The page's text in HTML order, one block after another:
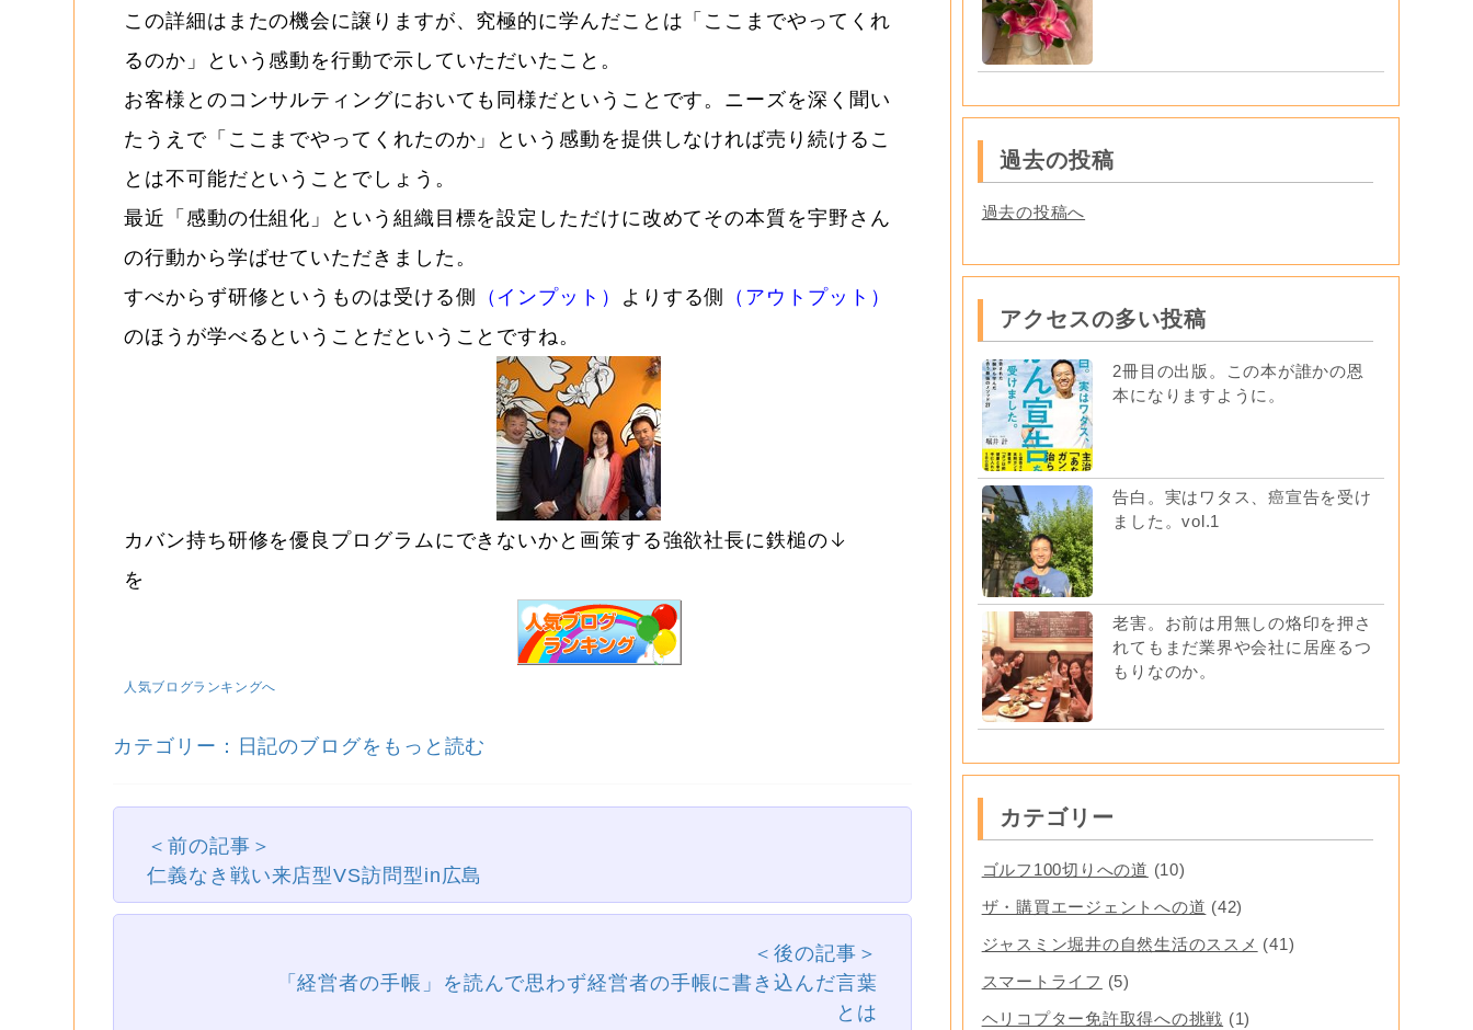
この詳細はまたの機会に譲りますが、究極的に学んだことは「ここまでやってくれ
るのか」という感動を行動で示していただいたこと。
お客様とのコンサルティングにおいても同様だということです。ニーズを深く聞い
たうえで「ここまでやってくれたのか」という感動を提供しなければ売り続けるこ
とは不可能だということでしょう。
最近「感動の仕組化」という組織目標を設定しただけに改めてその本質を宇野さん
の行動から学ばせていただきました。
すべからず研修というものは受ける側 （インプット） よりする側
（アウトプット）
のほうが学べるということだということですね。
カバン持ち研修を優良プログラムにできないかと画策する強欲社長に鉄槌の↓
を
人気ブログランキングへ
カテゴリー：日記のブログをもっと読む
＜前の記事＞
仁義なき戦い来店型VS訪問型in広島
＜後の記事＞
「経営者の手帳」を読んで思わず経営者の手帳に書き込んだ言葉
とは
過去の投稿
過去の投稿へ
アクセスの多い投稿
2冊目の出版。この本が誰かの恩
本になりますように。
告白。実はワタス、癌宣告を受け
ました。vol.1
老害。お前は用無しの烙印を押さ
れてもまだ業界や会社に居座るつ
もりなのか。
カテゴリー
ゴルフ100切りへの道 (10)
ザ・購買エージェントへの道 (42)
ジャスミン堀井の自然生活のススメ (41)
スマートライフ (5)
ヘリコプター免許取得への挑戦 (1)